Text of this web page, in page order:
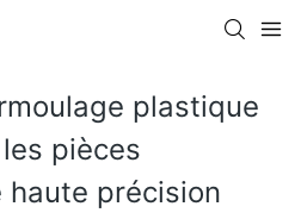
plastique
pièces
précision